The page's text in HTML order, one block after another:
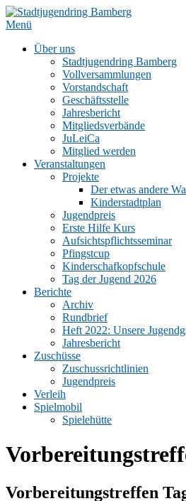
Zum
Inhalt
Menü
Über uns
Stadtjugendring Bamberg
Vollversammlungen
Vorstandschaft
Geschäftsstelle
Jahresbericht
Mitgliedsverbände
JuLeiCa
Mitglied werden
Veranstaltungen
Projekte
Der etwas andere
Kinderstadtplan
Jugendpreis
Erste Hilfe Kurs
Aufsichtspflichtsseminar
Pfingstcup
Kinderschafkopfschule
Tag der Jugend 2026
Berichte
Archiv
Rundbrief
Heft 2022: Unsere
Jahresbericht
Zuschüsse
Zuschussrichtlinien
Jugendpreis
Verleih
Spielmobil
Spielehütte
Vorbereitungstreffen